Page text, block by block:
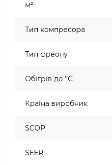
м²
Тип компресора
Тип фреону
Обігрів до °C
Країна виробник
SCOP
SEER